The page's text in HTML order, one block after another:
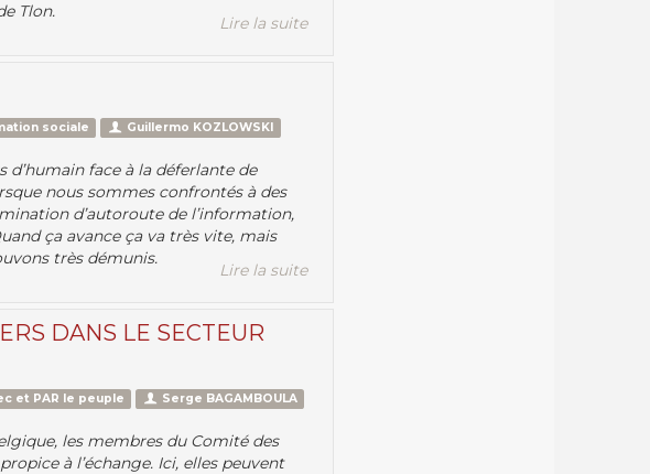
Tlon.
Lire la suite
sociale Guillermo KOZLOWSKI
face à la déferlante de
nous sommes confrontés à des
d’autoroute de l’information,
ça avance ça va très vite, mais
très démunis.
Lire la suite
DANS LE SECTEUR
et PAR le peuple Serge BAGAMBOULA
les membres du Comité des
à l’échange. Ici, elles peuvent